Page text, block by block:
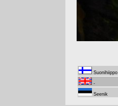
Suonihiippo
-
Seenik